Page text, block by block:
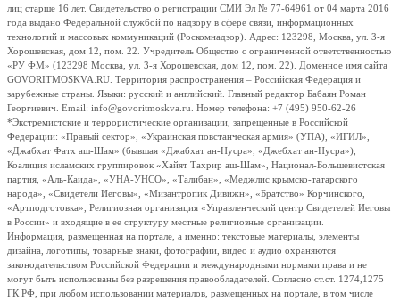
лиц старше 16 лет. Свидетельство о регистрации СМИ Эл № 77-64961 от 04 марта 2016
года выдано Федеральной службой по надзору в сфере связи, информационных
технологий и массовых коммуникаций (Роскомнадзор). Адрес: 123298, Москва, ул. 3-я
Хорошевская, дом 12, пом. 22. Учредитель Общество с ограниченной ответственностью
«РУ ФМ» (123298 Москва, ул. 3-я Хорошевская, дом 12, пом. 22). Доменное имя сайта
GOVORITMOSKVA.RU. Территория распространения – Российская Федерация и
зарубежные страны. Языки: русский и английский. Главный редактор Бабаян Роман
Георгиевич. Email: info@govoritmoskva.ru. Номер телефона: +7 (495) 950-62-26
*Экстремистские и террористические организации, запрещенные в Российской
Федерации: «Правый сектор», «Украинская повстанческая армия» (УПА), «ИГИЛ»,
«Джабхат Фатх аш-Шам» (бывшая «Джабхат ан-Нусра», «Джебхат ан-Нусра»),
Коалиция исламских группировок «Хайят Тахрир аш-Шам», Национал-Большевистская
партия, «Аль-Каида», «УНА-УНСО», «Талибан», «Меджлис крымско-татарского
народа», «Свидетели Иеговы», «Мизантропик Дивижн», «Братство» Корчинского,
«Артподготовка», Религиозная организация «Управленческий центр Свидетелей Иеговы
в России» и входящие в ее структуру местные религиозные организации.
Информация, размещенная на портале, а именно: текстовые материалы, элементы
дизайна, логотипы, товарные знаки, фотографии, видео и аудио охраняются
законодательством Российской Федерации и международными нормами права и не
могут быть использованы без разрешения правообладателей. Согласно ст.ст. 1274,1275
ГК РФ, при любом использовании материалов, размещенных на портале, в том числе